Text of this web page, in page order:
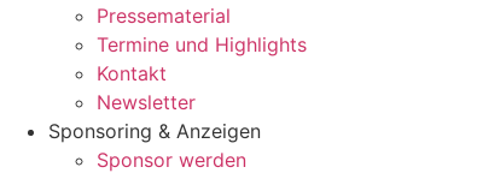
Pressematerial
Termine und Highlights
Kontakt
Newsletter
Sponsoring & Anzeigen
Sponsor werden